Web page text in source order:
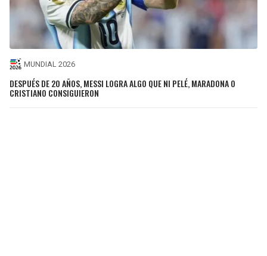
MUNDIAL 2026
DESPUÉS DE 20 AÑOS, MESSI LOGRA ALGO QUE NI PELÉ, MARADONA O
CRISTIANO CONSIGUIERON